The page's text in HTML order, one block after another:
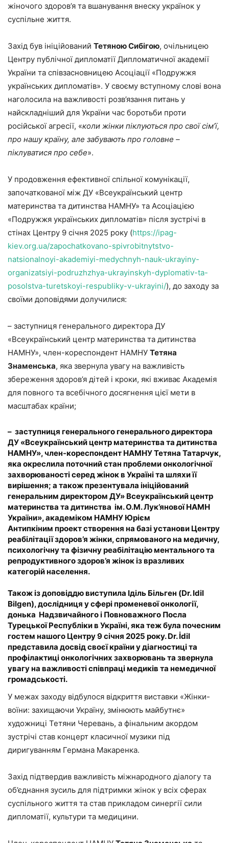
жіночого здоров’я та вшанування внеску українок у
суспільне життя.
Захід був ініційований Тетяною Сибігою, очільницею
Центру публічної дипломатії Дипломатичної академії
України та співзасновницею Асоціації «Подружжя
українських дипломатів». У своєму вступному слові вона
наголосила на важливості розв’язання питань у
найскладніший для України час боротьби проти
російської агресії, «коли жінки піклуються про свої сім’ї,
про нашу країну, але забувають про головне –
піклуватися про себе».
У продовження ефективної спільної комунікації,
започаткованої між ДУ «Всеукраїнський центр
материнства та дитинства НАМНУ» та Асоціацією
«Подружжя українських дипломатів» після зустрічі в
стінах Центру 9 січня 2025 року (https://ipag-
kiev.org.ua/zapochatkovano-spivrobitnytstvo-
natsionalnoyi-akademiyi-medychnyh-nauk-ukrayiny-
organizatsiyi-podruzhzhya-ukrayinskyh-dyplomativ-ta-
posolstva-turetskoyi-respubliky-v-ukrayini/), до заходу за
своїми доповідями долучилися:
– заступниця генерального директора ДУ
«Всеукраїнський центр материнства та дитинства
НАМНУ», член-кореспондент НАМНУ Тетяна
Знаменська, яка звернула увагу на важливість
збереження здоров’я дітей і кроки, які вживає Академія
для повного та всебічного досягнення цієї мети в
масштабах країни;
– заступниця генерального генерального директора
ДУ «Всеукраїнський центр материнства та дитинства
НАМНУ», член-кореспондент НАМНУТетяна Татарчук,
яка окреслила поточний стан проблеми онкологічної
захворюваності серед жінок в Україні та шляхи її
вирішення; а також презентувала ініційований
генеральним директором ДУ» Всеукраїнський центр
материнства та дитинства ім. О.М. Лук’янової НАМН
України», академіком НАМНУ Юрієм
Антипкіним проект створення на базі установи Центру
реабілітації здоров’я жінки, спрямованого на медичну,
психологічну та фізичну реабілітацію ментального та
репродуктивного здоров’я жінок із вразливих
категорій населення.
Також із доповіддю виступила Іділь Більген (Dr. Idil
Bilgen), дослідниця у сфері променевої онкології,
донька Надзвичайного і Повноважного Посла
Турецької Республіки в Україні, яка теж була почесним
гостем нашого Центру 9 січня 2025 року. Dr. İdil
представила досвід своєї країни у діагностиці та
профілактиці онкологічних захворювань та звернула
увагу на важливості співпраці медиків та немедичної
громадськості.
У межах заходу відбулося відкриття виставки «Жінки-
воїни: захищаючи Україну, змінюють майбутнє»
художниці Тетяни Черевань, а фінальним акордом
зустрічі став концерт класичної музики під
диригуванням Германа Макаренка.
Захід підтвердив важливість міжнародного діалогу та
об’єднання зусиль для підтримки жінок у всіх сферах
суспільного життя та став прикладом синергії сили
дипломатії, культури та медицини.